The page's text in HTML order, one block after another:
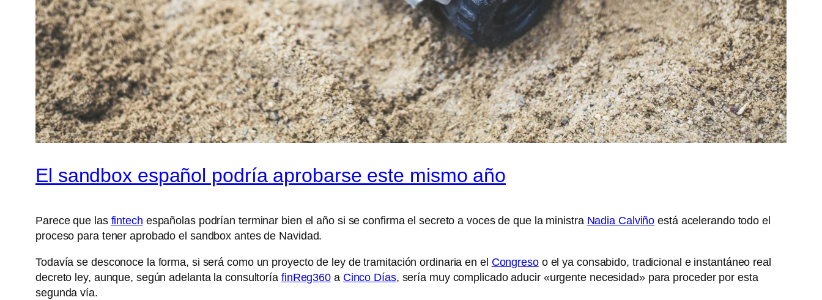
El sandbox español podría aprobarse este mismo año
Parece que las fintech españolas podrían terminar bien el año si se confirma el secreto a voces de que la ministra Nadia Calviño está acelerando todo el
proceso para tener aprobado el sandbox antes de Navidad.
Todavía se desconoce la forma, si será como un proyecto de ley de tramitación ordinaria en el Congresoo el ya consabido, tradicional e instantáneo real
decreto ley, aunque, según adelanta la consultoría finReg360 a Cinco Días, sería muy complicado aducir «urgente necesidad» para proceder por esta
segunda vía.